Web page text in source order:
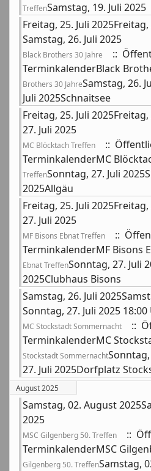
TreffenSamstag, 19. Juli 2025
Freitag, 25. Juli 2025Freitag,
Samstag, 26. Juli 2025
Black Brothers 30 Jahre
::
TerminkalenderBlack
Brothers 30 JahreSamstag, 26.
Juli 2025Schnaitsee
Freitag, 25. Juli
27. Juli 2025
MC Blöcktach Treffen
::
TerminkalenderMC
TreffenSonntag, 27. Juli
2025Allgäu
Freitag, 25. Juli
27. Juli 2025
MF Bisons Ebnat Treffen
::
TerminkalenderMF Bisons
Ebnat TreffenSonntag, 27. Juli
2025Clubhaus Bisons
Samstag, 26. Juli
Sonntag, 27. Juli 2025
MC Stockstadt Sommernacht
::
TerminkalenderMC
Stockstadt Sommernacht
27. Juli 2025Dorfplatz
August 2025
Samstag, 02. August
2025
MSC Gilgenberg 50. Treffen
::
TerminkalenderMSC
Gilgenberg 50. TreffenSamstag,